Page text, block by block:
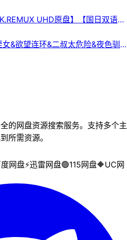
&课后有约（未删减版） 陈梓晴
UHD原盘】【国日双语】
&欲望连环&二叔太危险&夜色驯
边短剧
的网盘资源搜索服务。支持多个主
所需资源。
网盘⚡迅雷网盘🟢115网盘🔶UC网